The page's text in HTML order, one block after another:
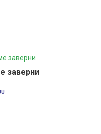
заверни